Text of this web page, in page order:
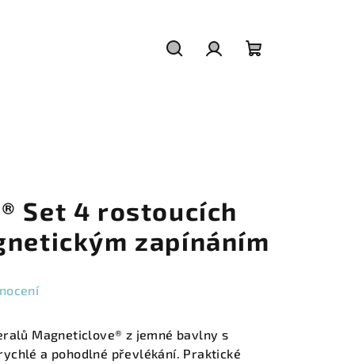
Set 4 rostoucích
zapínáním
Magneticlove® z jemné bavlny s
a pohodlné převlékání. Praktické